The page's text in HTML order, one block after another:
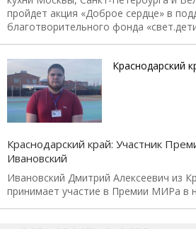
пройдет акция «Доброе сердце» в
благотворительного фонда
Краснодарский
Краснодарский край: Участник
Ивановский
Ивановский Дмитрий Алексеевич из
принимает участие в Премии МИРа в